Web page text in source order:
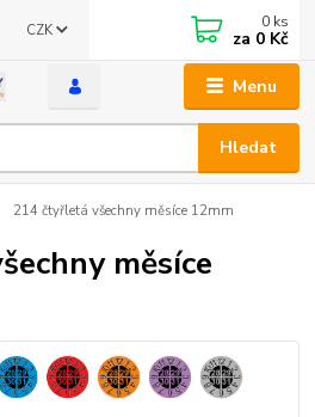
Menu
CZK
Hledat
0 ks
za 0 Kč
214 čtyřletá všechny měsíce 12mm
měsíce